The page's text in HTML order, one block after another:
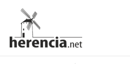
contenido